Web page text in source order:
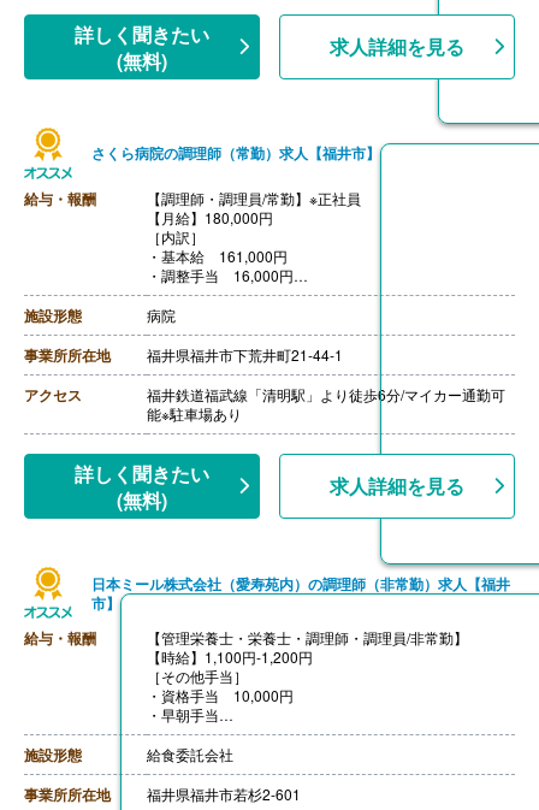
詳しく聞きたい
(無料)
求人詳細を見る
さくら病院の調理師（常勤）求人【福井市】
給与・報酬
【調理師・調理員/常勤】※正社員
【月給】180,000円
［内訳］
・基本給 161,000円
・調整手当 16,000円
・職能手当 3,000円
［その他手当］
・皆勤手当 7,000円
・早出手当 1,000円/回
・遅出手当 500円/回
・休日出勤手当 2,000円/日
・正月（盆）手当 2,000円/日
【賞与】年2回（計4.4ヶ月分）※過去実績
【昇給】あり（1月あたり1.5%）
【退職金】あり※勤続4年以上
施設形態 病院
事業所所在地 福井県福井市下荒井町21-44-1
アクセス
福井鉄道福武線「清明駅」より徒歩6分/マイカー通勤可
能※駐車場あり
詳しく聞きたい
(無料)
求人詳細を見る
日本ミール株式会社（愛寿苑内）の調理師（非常勤）求人【福井
市】
給与・報酬
【管理栄養士・栄養士・調理師・調理員/非常勤】
【時給】1,100円‐1,200円
［その他手当］
・資格手当 10,000円
・早朝手当
【賞与】なし
【通勤手当】あり（上限15,000円/月）
【昇給】あり（1.00%-3.00%）※前年度実績
【退職金】なし
施設形態 給食委託会社
事業所所在地 福井県福井市若杉2-601